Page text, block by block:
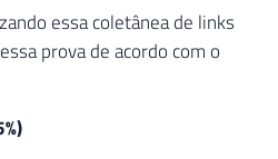
essa coletânea de links
prova de acordo com o